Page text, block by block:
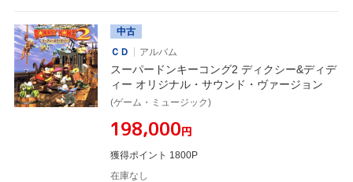
中古
ＣＤ
アルバム
スーパードンキーコング2 ディクシー&ディデ
ィー オリジナル・サウンド・ヴァージョン
(ゲーム・ミュージック)
¥198,000円
獲得ポイント 1800P
在庫なし